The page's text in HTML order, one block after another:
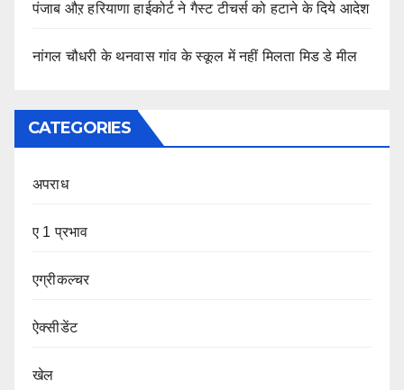
पंजाब औऱ हरियाणा हाईकोर्ट ने गैस्ट टीचर्स को हटाने के दिये आदेश
नांगल चौधरी के थनवास गांव के स्कूल में नहीं मिलता मिड डे मील
CATEGORIES
अपराध
ए 1 प्रभाव
एग्रीकल्चर
ऐक्सीडेंट
खेल